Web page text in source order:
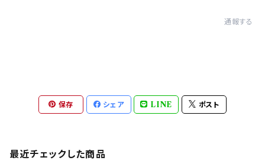
通報する
保存 シェア LINE ポスト
最近チェックした商品